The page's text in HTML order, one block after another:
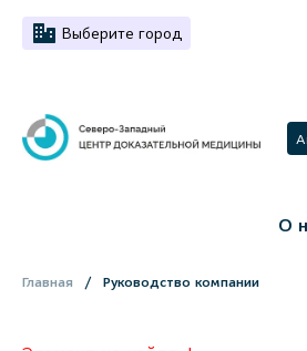
Выберите город
О
Главная Руководство компании